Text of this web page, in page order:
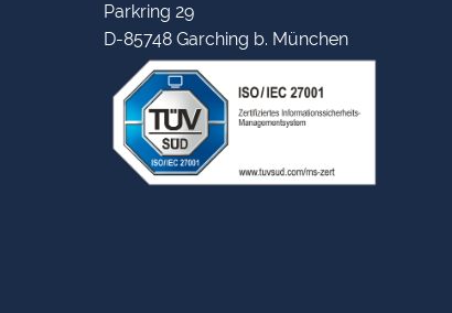
Parkring 29
D-85748 Garching b. München